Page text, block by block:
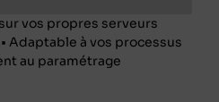
vos propres serveurs
Adaptable à vos processus
au paramétrage